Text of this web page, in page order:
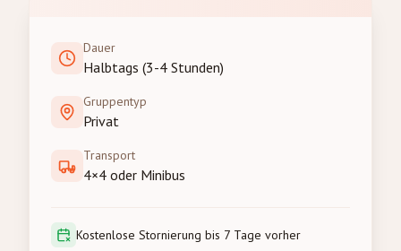
Dauer
Halbtags (3-4 Stunden)
Gruppentyp
Privat
Transport
4×4 oder Minibus
Kostenlose Stornierung bis 7 Tage vorher